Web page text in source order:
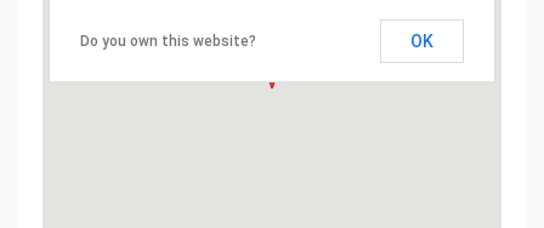
Do you own this website? OK